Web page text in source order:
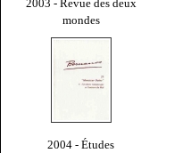
2003 - Revue des deux
mondes
2004 - Études